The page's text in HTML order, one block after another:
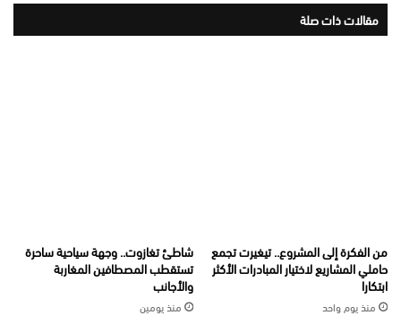
مقالات ذات صلة
من الفكرة إلى المشروع.. تيغيرت تجمع
حاملي المشاريع لاختيار المبادرات الأكثر
ابتكارا
منذ يوم واحد
شاطئ تغازوت.. وجهة سياحية ساحرة
تستقطب المصطافين المغاربة
والأجانب
منذ يومين